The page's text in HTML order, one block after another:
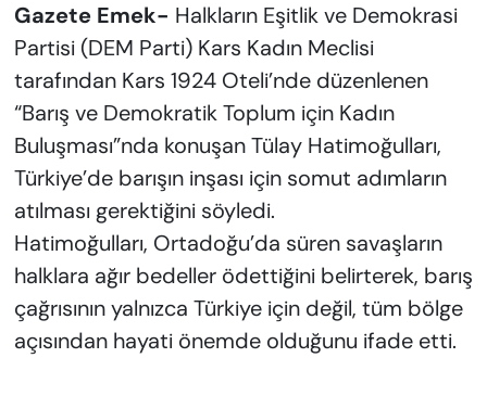
Gazete Emek- Halkların Eşitlik ve Demokrasi
Partisi (DEM Parti) Kars Kadın Meclisi
tarafından Kars 1924 Oteli’nde düzenlenen
“Barış ve Demokratik Toplum için Kadın
Buluşması”nda konuşan Tülay Hatimoğulları,
Türkiye’de barışın inşası için somut adımların
atılması gerektiğini söyledi.
Hatimoğulları, Ortadoğu’da süren savaşların
halklara ağır bedeller ödettiğini belirterek, barış
çağrısının yalnızca Türkiye için değil, tüm bölge
açısından hayati önemde olduğunu ifade etti.
VAN VE DİYARBAKIR HABERLERİ